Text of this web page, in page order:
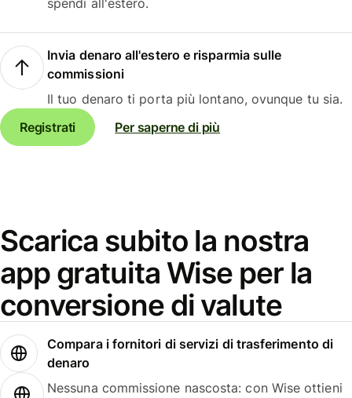
spendi all'estero.
Invia denaro all'estero e risparmia sulle
commissioni
Il tuo denaro ti porta più lontano, ovunque tu sia.
Registrati
Per saperne di più
Scarica subito la nostra
app gratuita Wise per la
conversione di valute
Compara i fornitori di servizi di trasferimento di
denaro
Nessuna commissione nascosta: con Wise ottieni